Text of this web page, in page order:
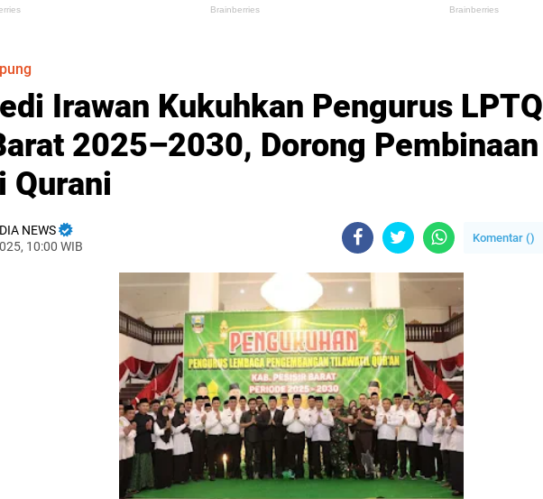
Irawan Kukuhkan Pengurus LPTQ
2025–2030, Dorong Pembinaan
Qurani
NEWS
10:00 WIB
Komentar ()